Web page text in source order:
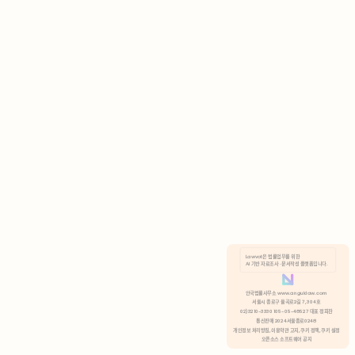
분석 쿠키 허용
Lawvot은 법률업무를 위한
AI 기반 자료조사 · 문서작성 플랫폼입니다.
안국법률사무소 www.anguklaw.com
서울시 종로구 율곡로2길 7, 304호
02)3210-3330 105-05-48527 대표 정희찬
통신판매 2024서울종로0248
개인정보 처리방침, 이용약관 고지, 쿠키 정책, 쿠키 설정
오픈소스 소프트웨어 공지